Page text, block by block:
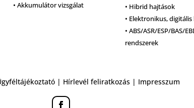
• Akkumulátor vizsgálat
• Hibrid hajtások
• Elektronikus,
• ABS/ASR/ESP/BAS/
rendszerek
| Hírlevél feliratkozás | Impresszum